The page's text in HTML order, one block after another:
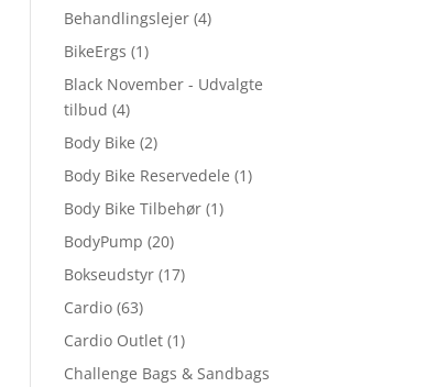
Behandlingslejer (4)
BikeErgs (1)
Black November - Udvalgte
tilbud (4)
Body Bike (2)
Body Bike Reservedele (1)
Body Bike Tilbehør (1)
BodyPump (20)
Bokseudstyr (17)
Cardio (63)
Cardio Outlet (1)
Challenge Bags & Sandbags